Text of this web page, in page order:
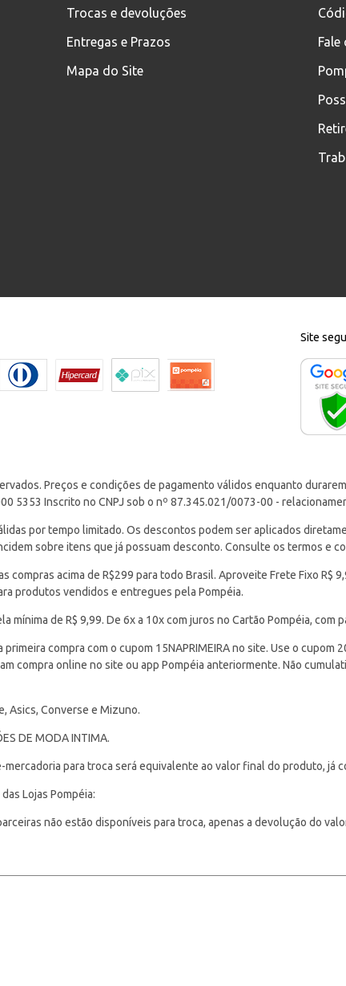
Trocas e devoluções
Entregas e Prazos
Mapa do Site
Fale
Site
Preços e condições de pagamento válidos enquanto
5353 Inscrito no CNPJ sob o nº 87.345.021/0073-00 -
por tempo limitado. Os descontos podem ser aplicados
sobre itens que já possuam desconto. Consulte os termos e
compras acima de R$299 para todo Brasil. Aproveite Frete Fixo
produtos vendidos e entregues pela Pompéia.
mínima de R$ 9,99. De 6x a 10x com juros no Cartão Pompéia, com
compra com o cupom 15NAPRIMEIRA no site. Use o
compra online no site ou app Pompéia anteriormente. Não
Asics, Converse e Mizuno.
DE MODA INTIMA.
mercadoria para troca será equivalente ao valor final do produto,
Lojas Pompéia:
não estão disponíveis para troca, apenas a devolução do